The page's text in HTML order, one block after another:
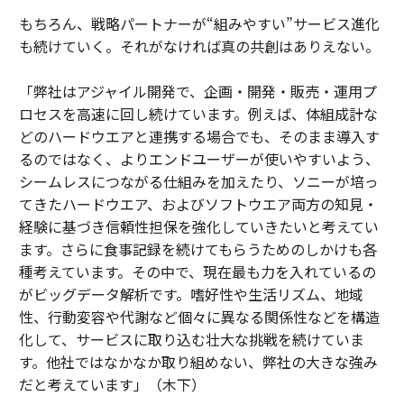
もちろん、戦略パートナーが“組みやすい”サービス進化
も続けていく。それがなければ真の共創はありえない。
「弊社はアジャイル開発で、企画・開発・販売・運用プ
ロセスを高速に回し続けています。例えば、体組成計な
どのハードウエアと連携する場合でも、そのまま導入す
るのではなく、よりエンドユーザーが使いやすいよう、
シームレスにつながる仕組みを加えたり、ソニーが培っ
てきたハードウエア、およびソフトウエア両方の知見・
経験に基づき信頼性担保を強化していきたいと考えてい
ます。さらに食事記録を続けてもらうためのしかけも各
種考えています。その中で、現在最も力を入れているの
がビッグデータ解析です。嗜好性や生活リズム、地域
性、行動変容や代謝など個々に異なる関係性などを構造
化して、サービスに取り込む壮大な挑戦を続けていま
す。他社ではなかなか取り組めない、弊社の大きな強み
だと考えています」（木下）